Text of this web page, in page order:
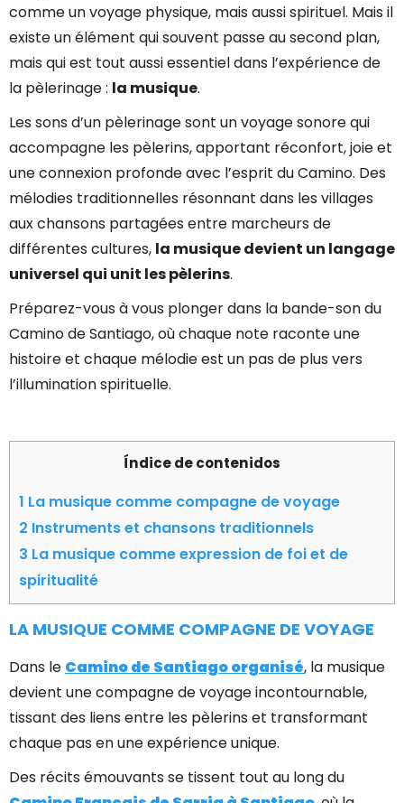
comme un voyage physique, mais aussi spirituel. Mais il
existe un élément qui souvent passe au second plan,
mais qui est tout aussi essentiel dans l’expérience de
la pèlerinage : la musique.
Les sons d’un pèlerinage sont un voyage sonore qui
accompagne les pèlerins, apportant réconfort, joie et
une connexion profonde avec l’esprit du Camino. Des
mélodies traditionnelles résonnant dans les villages
aux chansons partagées entre marcheurs de
différentes cultures, la musique devient un langage
universel qui unit les pèlerins.
Préparez-vous à vous plonger dans la bande-son du
Camino de Santiago, où chaque note raconte une
histoire et chaque mélodie est un pas de plus vers
l’illumination spirituelle.
Índice de contenidos
1 La musique comme compagne de voyage
2 Instruments et chansons traditionnels
3 La musique comme expression de foi et de
spiritualité
LA MUSIQUE COMME COMPAGNE DE VOYAGE
Dans le Camino de Santiago organisé, la musique
devient une compagne de voyage incontournable,
tissant des liens entre les pèlerins et transformant
chaque pas en une expérience unique.
Des récits émouvants se tissent tout au long du